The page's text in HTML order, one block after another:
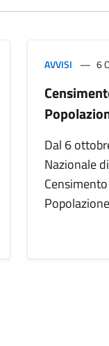
AVVISI 6
Dal 6
Nazionale